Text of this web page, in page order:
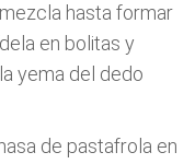
hasta formar
en bolitas y
yema del dedo
de pastafrola en